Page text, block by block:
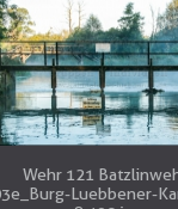
Wehr 121
Luebbener-